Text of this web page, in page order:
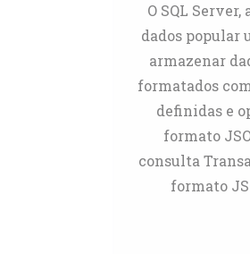
O SQL
dados popular
armazenar
formatados
definidas e
formato
consulta
formato